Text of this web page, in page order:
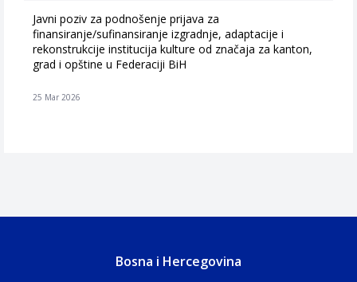
Javni poziv za podnošenje prijava za
finansiranje/sufinansiranje izgradnje, adaptacije i
rekonstrukcije institucija kulture od značaja za kanton,
grad i opštine u Federaciji BiH
25 Mar 2026
Bosna i Hercegovina